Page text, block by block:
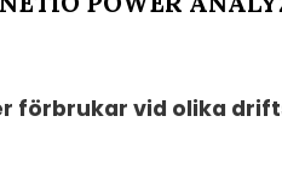
förbrukar vid olika